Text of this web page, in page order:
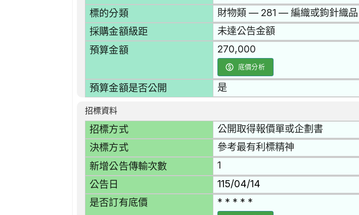
標的分類 財物類 — 281 — 編織或鉤針織品
採購金額級距 未達公告金額
預算金額 270,000
底價分析
預算金額是否公開 是
招標資料
招標方式 公開取得報價單或企劃書
決標方式 參考最有利標精神
新增公告傳輸次數 1
公告日 115/04/14
是否訂有底價 * * * * *